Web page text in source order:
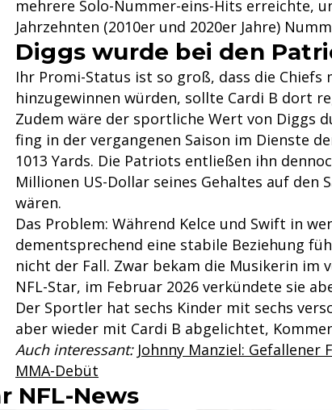
mehrere Solo-Nummer-eins-Hits erreichte,
Jahrzehnten (2010er und 2020er Jahre)
Diggs wurde bei den
Ihr Promi-Status ist so groß, dass die Chiefs
hinzugewinnen würden, sollte Cardi B dort
Zudem wäre der sportliche Wert von Diggs
fing in der vergangenen Saison im Dienste
1013 Yards. Die Patriots entließen ihn
Millionen US-Dollar seines Gehaltes auf den
wären.
Das Problem: Während Kelce und Swift in
dementsprechend eine stabile Beziehung
nicht der Fall. Zwar bekam die Musikerin im
NFL-Star, im Februar 2026 verkündete sie
Der Sportler hat sechs Kinder mit sechs
aber wieder mit Cardi B abgelichtet,
Auch interessant: Johnny Manziel:
MMA-Debüt
NFL-News